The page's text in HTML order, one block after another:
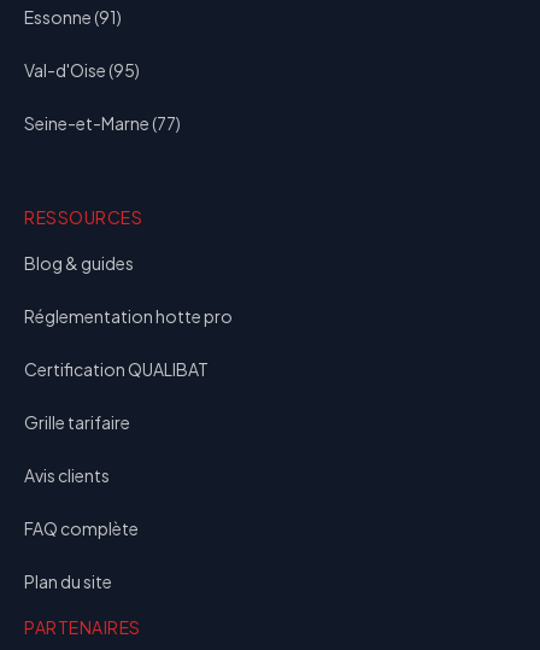
Essonne (91)
Val-d'Oise (95)
Seine-et-Marne (77)
RESSOURCES
Blog & guides
Réglementation hotte pro
Certification QUALIBAT
Grille tarifaire
Avis clients
FAQ complète
Plan du site
PARTENAIRES